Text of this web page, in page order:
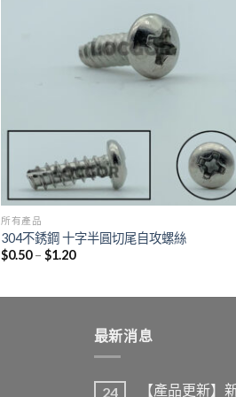
所有產品
304不銹鋼 十字半圓切尾自攻螺絲
$0.50–$1.20
最新消息
24 【產品更新】